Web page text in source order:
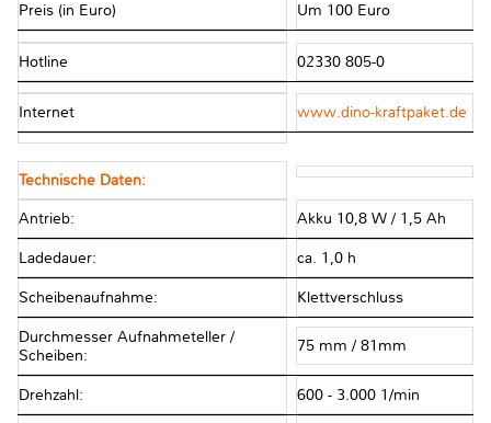
Preis (in Euro) Um 100 Euro
Hotline 02330 805-0
Internet www.dino-kraftpaket.de
Technische Daten:
Antrieb: Akku 10,8 W / 1,5 Ah
Ladedauer: ca. 1,0 h
Scheibenaufnahme: Klettverschluss
Durchmesser Aufnahmeteller /
Scheiben:
75 mm / 81mm
Drehzahl: 600 - 3.000 1/min